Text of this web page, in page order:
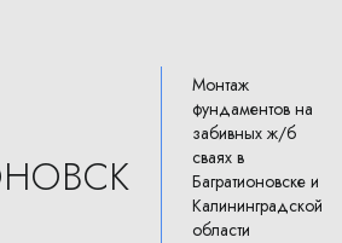
Монтаж
фундаментов на
забивных ж/б
сваях в
Багратионовске и
Калининградской
области